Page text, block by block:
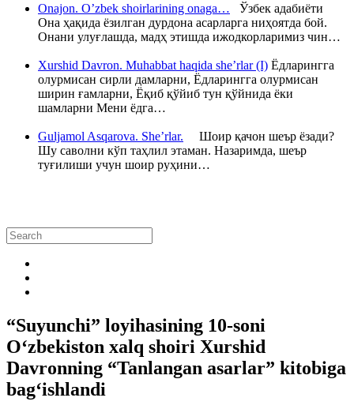
Onajon. O’zbek shoirlarining onaga… Ўзбек адабиёти
Она ҳақида ёзилган дурдона асарларга ниҳоятда бой.
Онани улуғлашда, мадҳ этишда ижодкорларимиз чин…
Xurshid Davron. Muhabbat haqida she’rlar (I) Ёдларингга
олурмисан сирли дамларни, Ёдларингга олурмисан
ширин ғамларни, Ёқиб қўйиб тун қўйнида ёки
шамларни Мени ёдга…
Guljamol Asqarova. She’rlar. Шоир қачон шеър ёзади?
Шу саволни кўп таҳлил этаман. Назаримда, шеър
туғилиши учун шоир руҳини…
“Suyunchi” loyihasining 10-soni
O‘zbekiston xalq shoiri Xurshid
Davronning “Tanlangan asarlar” kitobiga
bag‘ishlandi